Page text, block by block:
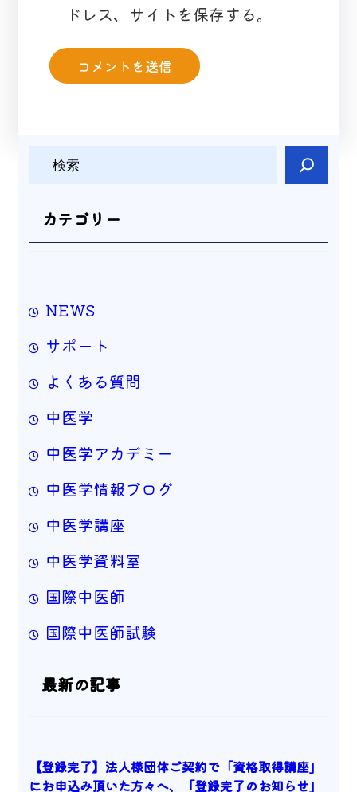
ドレス、サイトを保存する。
カテゴリー
NEWS
サポート
よくある質問
中医学
中医学アカデミー
中医学情報ブログ
中医学講座
中医学資料室
国際中医師
国際中医師試験
最新の記事
【登録完了】法人様団体ご契約で「資格取得講座」
にお申込み頂いた方々へ、「登録完了のお知らせ」